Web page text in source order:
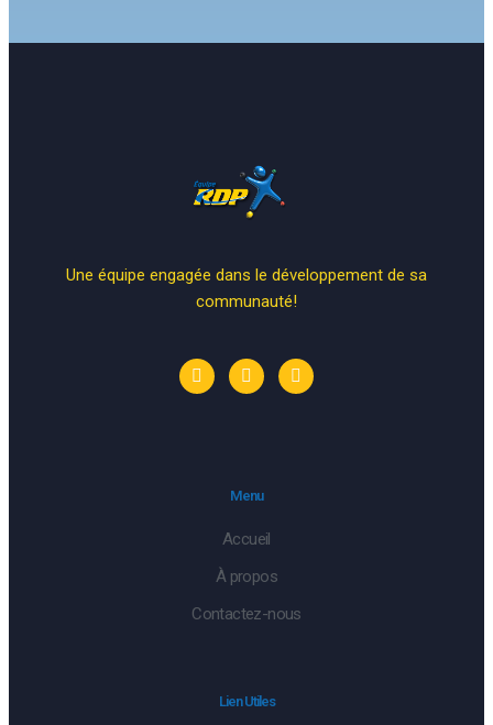
Une équipe engagée dans le développement de sa
communauté!
Menu
Accueil
À propos
Contactez-nous
Lien Utiles